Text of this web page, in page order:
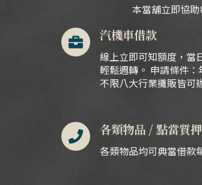
本當舖立即協助
汽機車借款
線上立即可知額度，當
輕鬆週轉。 申請條件
不限八大行業攤販皆可
各類物品 / 點當質押
各類物品均可典當借款